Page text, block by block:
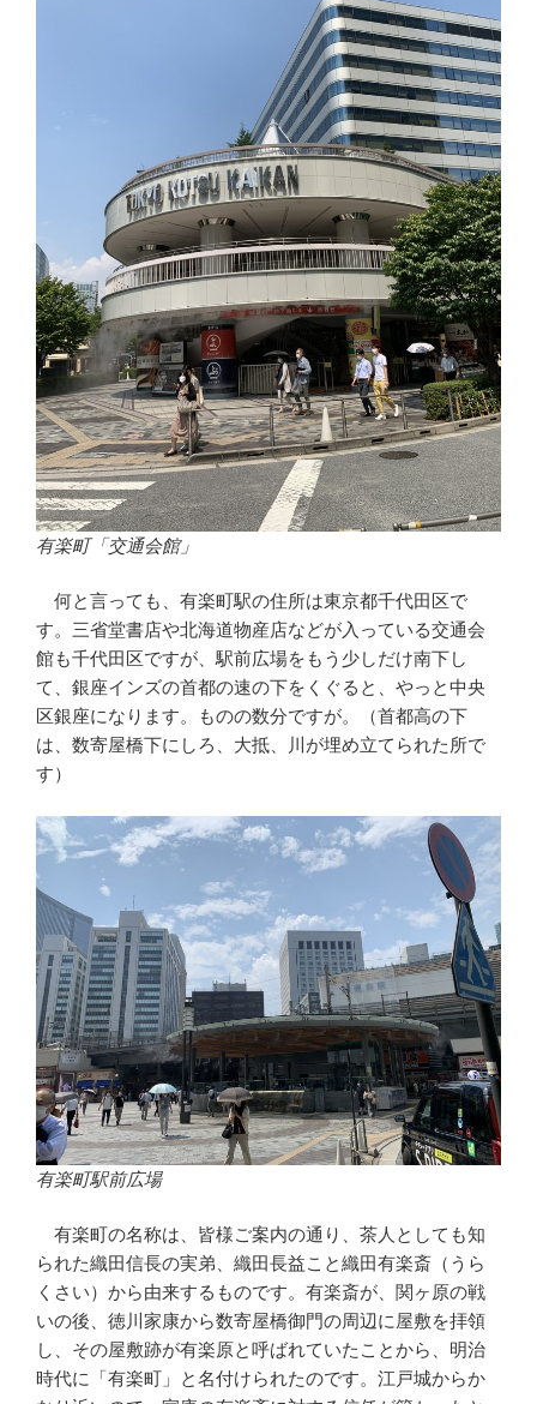
有楽町「交通会館」
何と言っても、有楽町駅の住所は東京都千代田区で
す。三省堂書店や北海道物産店などが入っている交通会
館も千代田区ですが、駅前広場をもう少しだけ南下し
て、銀座インズの首都の速の下をくぐると、やっと中央
区銀座になります。ものの数分ですが。（首都高の下
は、数寄屋橋下にしろ、大抵、川が埋め立てられた所で
す）
有楽町駅前広場
有楽町の名称は、皆様ご案内の通り、茶人としても知
られた織田信長の実弟、織田長益こと織田有楽斎（うら
くさい）から由来するものです。有楽斎が、関ヶ原の戦
いの後、徳川家康から数寄屋橋御門の周辺に屋敷を拝領
し、その屋敷跡が有楽原と呼ばれていたことから、明治
時代に「有楽町」と名付けられたのです。江戸城からか